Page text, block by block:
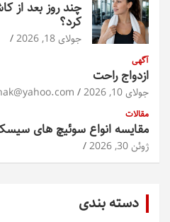
چند روز بعد از
کرد؟
جولای 18, 2026
آگهی
ازدواج راحت
جولای 10, 2026
مقالات
مقایسه انواع سوئیچ های سیسکو
ژوئن 30, 2026
دسته بندی